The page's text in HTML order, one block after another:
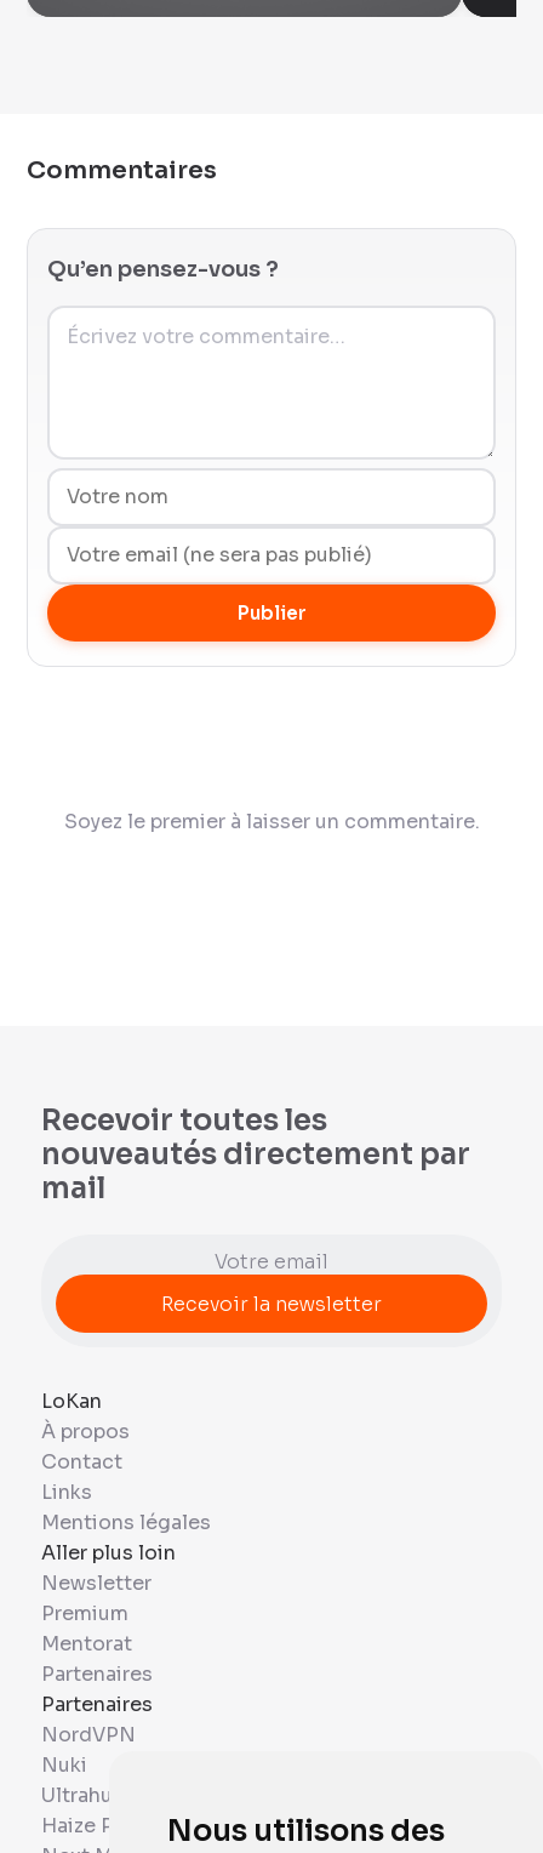
Nous utilisons des
Commentaires
Qu’en pensez-vous ?
Publier
Soyez le premier à laisser un commentaire.
Recevoir toutes les
nouveautés directement par
mail
LoKan
À propos
Contact
Links
Mentions légales
Aller plus loin
Newsletter
Premium
Mentorat
Partenaires
Partenaires
NordVPN
Nuki
Ultrahuman
Haize Project